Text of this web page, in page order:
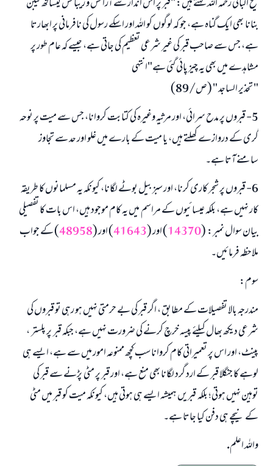
بنانا بھی ایک گناہ ہے، جو کہ لوگوں کو اللہ اور اسکے رسول کی نافرمانی پر ابھارتا
ہے، جس سے صاحب قبر کی غیر شرعی تعظیم کی جاتی ہے، جیسے کہ عام طور پر
مشاہدے میں بھی یہ چیز پائی گئی ہے"انتہی
" تحذير الساجد " (ص/89)
5- قبروں پر مدح سرائی، اور مرثیہ وغیرہ کی کتابت کروانا، جس سے میت پر نوحہ
گری کے دروازے کھلتے ہیں، یا میت کے بارے میں غلو اور حد سے تجاوز
سامنے آتا ہے۔
6- قبروں پر شجر کاری کرنا، اور سبز بیل بوٹے لگانا، کیونکہ یہ مسلمانوں کا طریقہ
کار نہیں ہے، بلکہ عیسائیوں کے مراسم میں یہ کام موجود ہیں، اس بات کا تفصیلی
بیان سوال نمبر: (14370) اور (41643) اور (48958) کے جواب
ملاحظہ فرمائیں۔
سوم:
مندرجہ بالا تفصیلات کے مطابق ، اگر قبر کی بے حرمتی نہیں ہو رہی تو قبروں کی
شرعی دیکھ بھال کیلئے پیسہ خرچ کرنے کی ضرورت نہیں ہے، جبکہ قبر پر پلستر ،
پینٹ، اور اس پر تعمیراتی کام کروانا سب کچھ ممنوعہ امور میں سے ہے، ایسے ہی
لوہے کا جنگلا قبر کے ارد گرد لگانا بھی منع ہے، اور قبر پر مٹی پڑنے سے قبر کی
توہین نہیں ہوتی؛ بلکہ قبریں ہمیشہ ایسے ہی ہوتی ہیں، کیونکہ میت کو قبر میں مٹی
کے نیچے ہی دفن کیا جاتا ہے۔
واللہ اعلم.